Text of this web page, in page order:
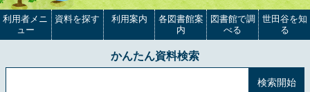
利用者メニ
ュー
資料を探す 利用案内
各図書館案
内
図書館で調
べる
世田谷を知
る
かんたん資料検索